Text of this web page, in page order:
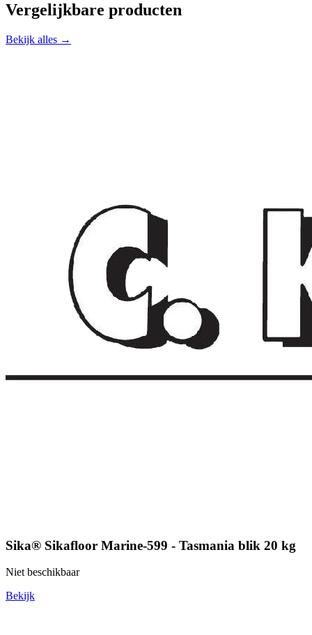
Vergelijkbare producten
Bekijk alles →
Sika® Sikafloor Marine-599 - Tasmania blik 20 kg
Niet beschikbaar
Bekijk